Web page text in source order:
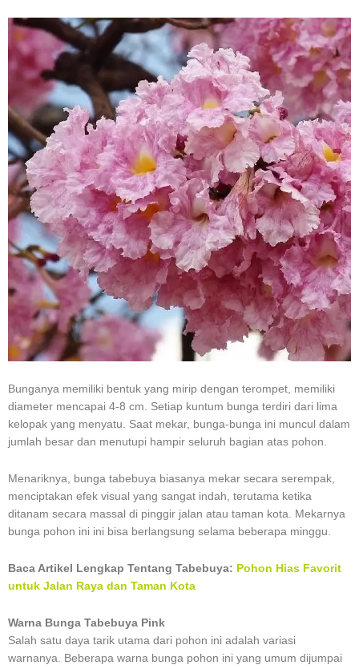
Bunganya memiliki bentuk yang mirip dengan terompet, memiliki
diameter mencapai 4-8 cm. Setiap kuntum bunga terdiri dari lima
kelopak yang menyatu. Saat mekar, bunga-bunga ini muncul dalam
jumlah besar dan menutupi hampir seluruh bagian atas pohon.
Menariknya, bunga tabebuya biasanya mekar secara serempak,
menciptakan efek visual yang sangat indah, terutama ketika
ditanam secara massal di pinggir jalan atau taman kota. Mekarnya
bunga pohon ini ini bisa berlangsung selama beberapa minggu.
Baca Artikel Lengkap Tentang Tabebuya: Pohon Hias Favorit
untuk Jalan Raya dan Taman Kota
Warna Bunga Tabebuya Pink
Salah satu daya tarik utama dari pohon ini adalah variasi
warnanya. Beberapa warna bunga pohon ini yang umum dijumpai